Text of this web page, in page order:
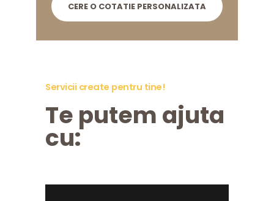
CERE O COTATIE PERSONALIZATA
Servicii create pentru tine!
Te putem ajuta
cu: